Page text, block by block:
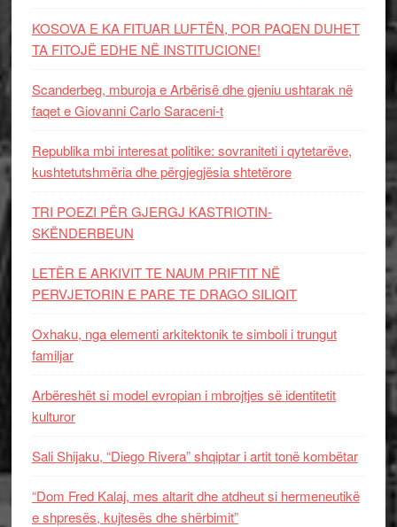
KOSOVA E KA FITUAR LUFTËN, POR PAQEN DUHET
TA FITOJË EDHE NË INSTITUCIONE!
Scanderbeg, mburoja e Arbërisë dhe gjeniu ushtarak në
faqet e Giovanni Carlo Saraceni-t
Republika mbi interesat politike: sovraniteti i qytetarëve,
kushtetutshmëria dhe përgjegjësia shtetërore
TRI POEZI PËR GJERGJ KASTRIOTIN-
SKËNDERBEUN
LETËR E ARKIVIT TE NAUM PRIFTIT NË
PERVJETORIN E PARE TE DRAGO SILIQIT
Oxhaku, nga elementi arkitektonik te simboli i trungut
familjar
Arbëreshët si model evropian i mbrojtjes së identitetit
kulturor
Sali Shijaku, “Diego Rivera” shqiptar i artit tonë kombëtar
“Dom Fred Kalaj, mes altarit dhe atdheut si hermeneutikë
e shpresës, kujtesës dhe shërbimit”